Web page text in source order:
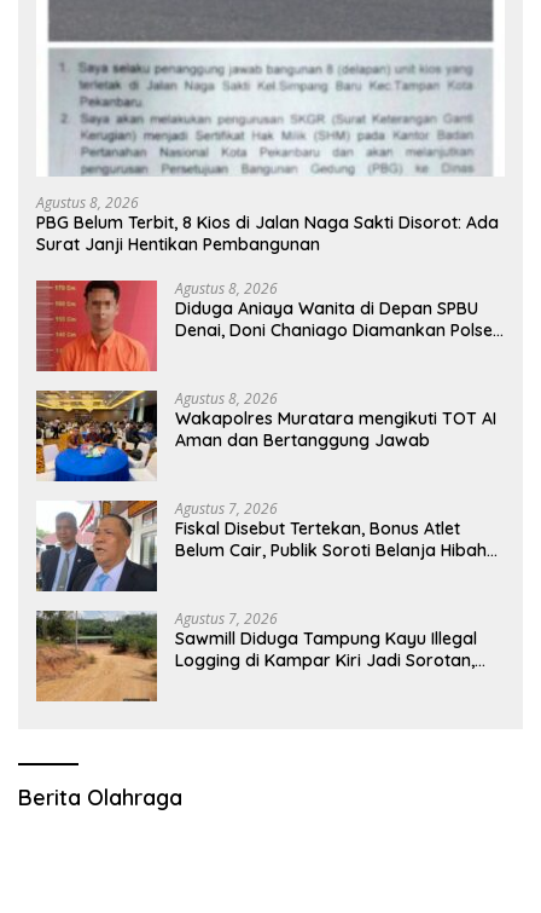
Agustus 8, 2026
PBG Belum Terbit, 8 Kios di Jalan Naga Sakti Disorot: Ada
Surat Janji Hentikan Pembangunan
Agustus 8, 2026
Diduga Aniaya Wanita di Depan SPBU
Denai, Doni Chaniago Diamankan Polsek
Agustus 8, 2026
Wakapolres Muratara mengikuti TOT AI
Aman dan Bertanggung Jawab
Agustus 7, 2026
Fiskal Disebut Tertekan, Bonus Atlet
Belum Cair, Publik Soroti Belanja Hibah
Agustus 7, 2026
Sawmill Diduga Tampung Kayu Illegal
Logging di Kampar Kiri Jadi Sorotan,
Berita Olahraga